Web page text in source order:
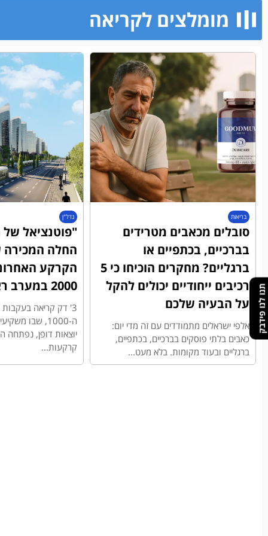
תנו לנו פידבק
מומלצים לקריאה​
בריאות
סובלים מכאבים מטרידים
בברכיים, בכתפיים או
ברגליים? מחקרים הוכיחו כי 5
רכיבים ייחודיים יכולים להקל
על הבעיה שלכם
אלפי ישראלים מתמודדים עם זה מדי יום:
כאבים בלתי פוסקים בברכיים, בכתפיים,
ברגליים ובעוד מקומות. בלא מעט...
נדל"ן
"פוטנציאל של
החלה המכירה
הקרקע
2000 במערב ראשון לציון
3' דק קריאה
ה-1000, שבו
יוצאות דופן,
קרקעות...